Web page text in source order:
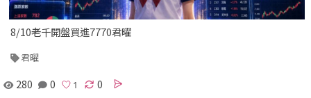
8/10老千開盤買進7770君曜
君曜
280 0 0